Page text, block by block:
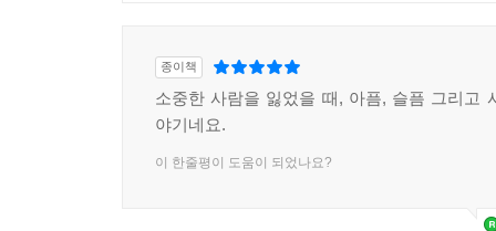
종이책
소중한 사람을 잃었을 때, 아픔, 슬픔 그리고
야기네요.
이 한줄평이 도움이 되었나요?